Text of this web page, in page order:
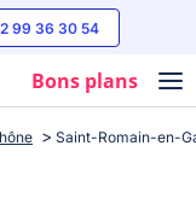
99 36 30 54
Bons plans
Saint-Romain-en-